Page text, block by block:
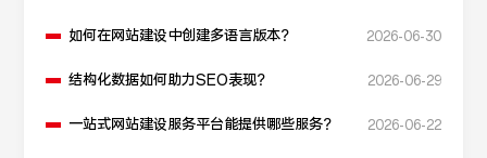
如何在网站建设中创建多语言版本？ 2026-06-30
结构化数据如何助力SEO表现？ 2026-06-29
一站式网站建设服务平台能提供哪些服务？ 2026-06-22